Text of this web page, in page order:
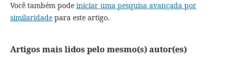
Você também pode iniciar uma pesquisa avançada por
similaridadepara este artigo.
Artigos mais lidos pelo mesmo(s) autor(es)